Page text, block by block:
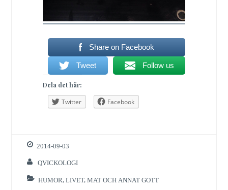
Share on Facebook
Tweet Follow us
Dela det här:
Twitter Facebook
2014-09-03
QVICKOLOGI
HUMOR ,LIVET,MAT OCH ANNAT GOTT